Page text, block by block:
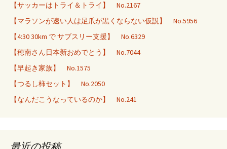
【サッカーはトライ＆トライ】 No.2167
【マラソンが速い人は足爪が黒くならない仮説】 No.5956
【4:30 30km で サブスリー支援】 No.6329
【穂南さん日本新おめでとう】 No.7044
【早起き家族】 No.1575
【つるし柿セット】 No.2050
【なんだこうなっているのか】 No.241
最近の投稿